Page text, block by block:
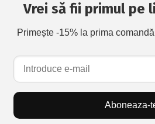
Vrei să fii primul pe
Primește -15% la prima
Aboneaza-